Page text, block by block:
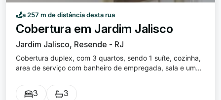
a 257 m de distância desta rua
Cobertura em Jardim Jalisco
Jardim Jalisco, Resende - RJ
Cobertura duplex, com 3 quartos, sendo 1 suíte, cozinha,
area de serviço com banheiro de empregada, sala e uma
3 3